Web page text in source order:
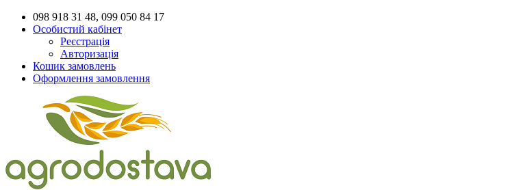
098 918 31 48, 099 050 84 17
Особистий кабінет
Реєстрація
Авторизація
Кошик замовлень
Оформлення замовлення